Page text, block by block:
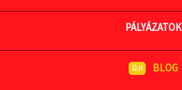
PÁLYÁZATOK
BLOG